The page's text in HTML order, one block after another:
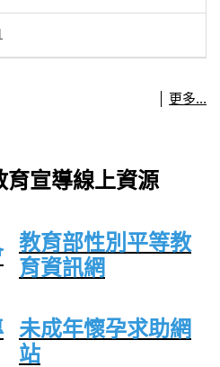
更多...
育宣導線上資源
教育部性別平等教
育資訊網
未成年懷孕求助網
站